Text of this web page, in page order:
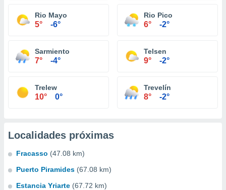
Rio Mayo
5° -6°
Rio Pico
6° -2°
Sarmiento
7° -4°
Telsen
9° -2°
Trelew
10° 0°
Trevelín
8° -2°
Localidades próximas
Fracasso (47.08 km)
Puerto Piramides (67.08 km)
Estancia Yriarte (67.72 km)